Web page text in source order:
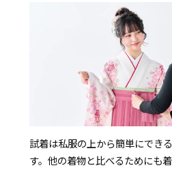
試着は私服の上から簡単にでき
す。他の着物と比べるためにも